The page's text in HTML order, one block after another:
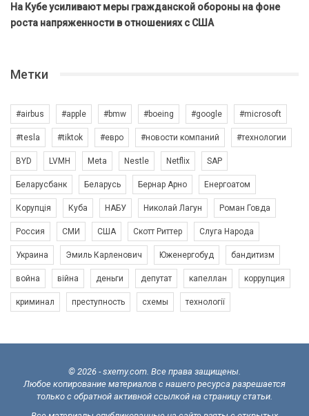
На Кубе усиливают меры гражданской обороны на фоне
роста напряженности в отношениях с США
Метки
#airbus #apple #bmw #boeing #google #microsoft
#tesla #tiktok #евро #новости компаний #технологии
BYD LVMH Meta Nestle Netflix SAP
Беларусбанк Беларусь Бернар Арно Енергоатом
Корупція Куба НАБУ Николай Лагун Роман Говда
Россия СМИ США Скотт Риттер Слуга Народа
Украина Эмиль Карленович Юженергобуд бандитизм
война війна деньги депутат капеллан коррупция
криминал преступность схемы технології
© 2026 - sxemy.com. Все права защищены.
Любое копирование материалов с нашего ресурса разрешается
только с обратной активной ссылкой на страницу статьи.